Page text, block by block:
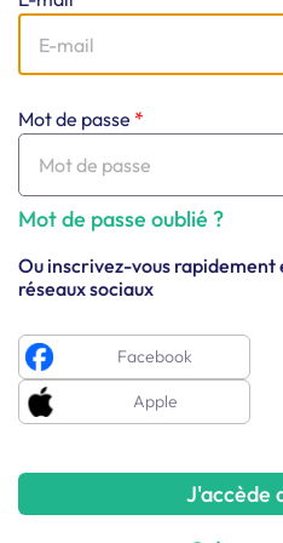
Mot de passe *
Mot de passe oublié ?
J'accède
Ou inscrivez-vous rapidement
réseaux sociaux
Facebook
Apple